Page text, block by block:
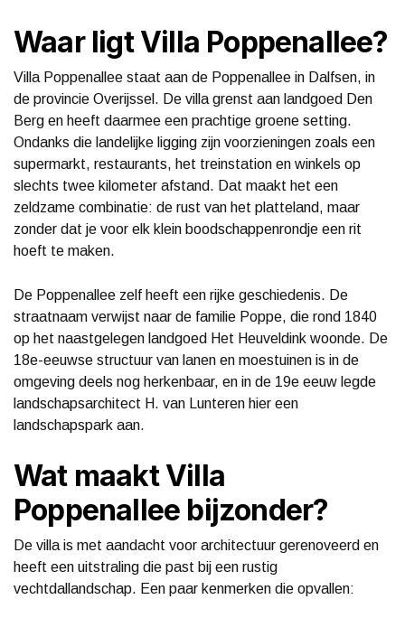
Waar ligt Villa Poppenallee?
Villa Poppenallee staat aan de Poppenallee in Dalfsen, in
de provincie Overijssel. De villa grenst aan landgoed Den
Berg en heeft daarmee een prachtige groene setting.
Ondanks die landelijke ligging zijn voorzieningen zoals een
supermarkt, restaurants, het treinstation en winkels op
slechts twee kilometer afstand. Dat maakt het een
zeldzame combinatie: de rust van het platteland, maar
zonder dat je voor elk klein boodschappenrondje een rit
hoeft te maken.
De Poppenallee zelf heeft een rijke geschiedenis. De
straatnaam verwijst naar de familie Poppe, die rond 1840
op het naastgelegen landgoed Het Heuveldink woonde. De
18e-eeuwse structuur van lanen en moestuinen is in de
omgeving deels nog herkenbaar, en in de 19e eeuw legde
landschapsarchitect H. van Lunteren hier een
landschapspark aan.
Wat maakt Villa
Poppenallee bijzonder?
De villa is met aandacht voor architectuur gerenoveerd en
heeft een uitstraling die past bij een rustig
vechtdallandschap. Een paar kenmerken die opvallen: